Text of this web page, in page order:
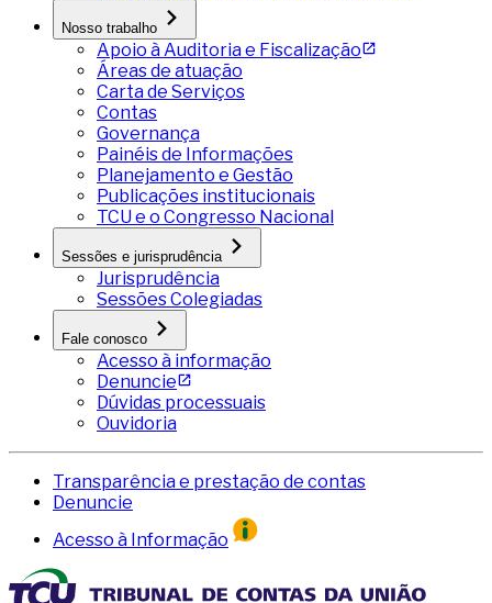
Nosso trabalho
Apoio à Auditoria e Fiscalização
Áreas de atuação
Carta de Serviços
Contas
Governança
Painéis de Informações
Planejamento e Gestão
Publicações institucionais
TCU e o Congresso Nacional
Sessões e jurisprudência
Jurisprudência
Sessões Colegiadas
Fale conosco
Acesso à informação
Denuncie
Dúvidas processuais
Ouvidoria
Transparência e prestação de contas
Denuncie
Acesso à Informação